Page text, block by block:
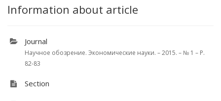
Information about article
Journal
Научное обозрение. Экономические науки. – 2015. – № 1 – P.
82-83
Section